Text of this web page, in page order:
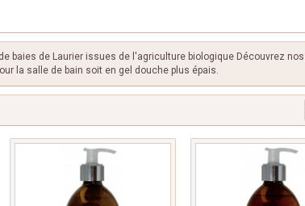
baies de Laurier issues de l'agriculture biologique Découvrez
la salle de bain soit en gel douche plus épais.